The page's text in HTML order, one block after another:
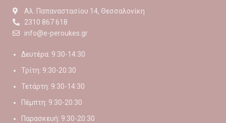
Αλ. Παπαναστασίου 14, Θεσσαλονίκη
2310 867 618
info@e-peroukes.gr
Δευτέρα: 9:30-14:30
Τρίτη: 9:30-20:30
Τετάρτη: 9:30-14:30
Πέμπτη: 9:30-20:30
Παρασκευή: 9:30-20:30